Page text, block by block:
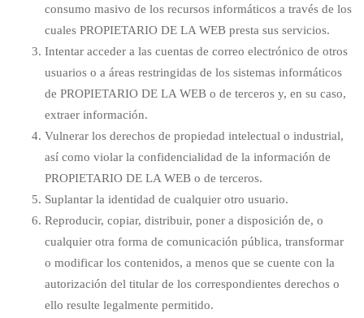
consumo masivo de los recursos informáticos a través de los
cuales PROPIETARIO DE LA WEB presta sus servicios.
Intentar acceder a las cuentas de correo electrónico de otros
usuarios o a áreas restringidas de los sistemas informáticos
de PROPIETARIO DE LA WEB o de terceros y, en su caso,
extraer información.
Vulnerar los derechos de propiedad intelectual o industrial,
así como violar la confidencialidad de la información de
PROPIETARIO DE LA WEB o de terceros.
Suplantar la identidad de cualquier otro usuario.
Reproducir, copiar, distribuir, poner a disposición de, o
cualquier otra forma de comunicación pública, transformar
o modificar los contenidos, a menos que se cuente con la
autorización del titular de los correspondientes derechos o
ello resulte legalmente permitido.